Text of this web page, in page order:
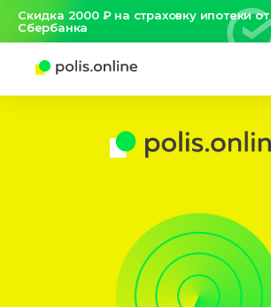
Скидка 2000 ₽ на страховку ипотеки от
Сбербанка